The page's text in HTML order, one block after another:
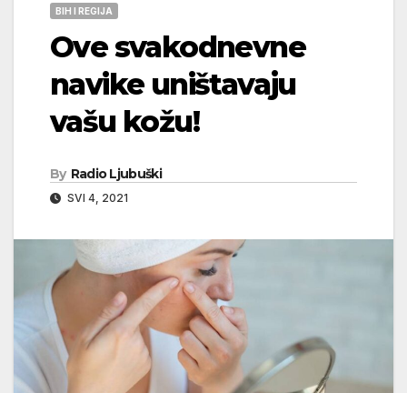
BIH I REGIJA
Ove svakodnevne
navike uništavaju
vašu kožu!
By Radio Ljubuški
SVI 4, 2021